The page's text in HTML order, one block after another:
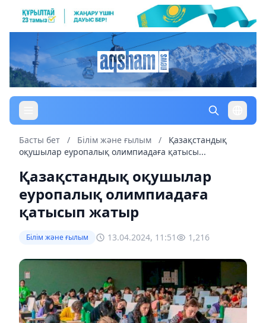
Басты бет / Білім және ғылым /
Қазақстандық
оқушылар еуропалық олимпиадаға қатысы...
Қазақстандық оқушылар
еуропалық олимпиадаға
қатысып жатыр
Білім және ғылым 13.04.2024, 11:51 1,216